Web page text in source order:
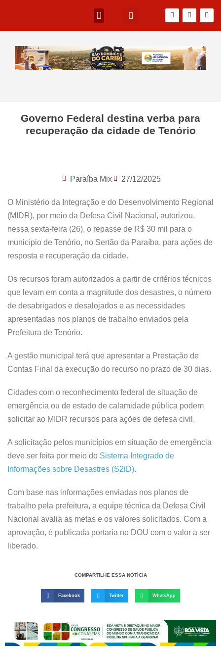
Governo Federal destina verba para
recuperação da cidade de Tenório
Paraíba Mix 27/12/2025
O Ministério da Integração e do Desenvolvimento Regional
(MIDR), por meio da Defesa Civil Nacional, autorizou,
nessa sexta-feira (26), o repasse de R$ 30 mil para o
município de Tenório, no Sertão da Paraíba, para ações de
resposta e recuperação da cidade.
Os recursos foram autorizados a partir de critérios técnicos
que levam em conta a magnitude dos desastres, o número
de desabrigados e desalojados e as necessidades
apresentadas nos planos de trabalho enviados pela
Prefeitura de Tenório.
A gestão municipal terá que apresentar a Prestação de
Contas Final da execução do recurso no prazo de 30 dias.
Cidades com o reconhecimento federal de situação de
emergência ou de estado de calamidade pública podem
solicitar ao MIDR recursos para ações de defesa civil.
A solicitação pelos municípios em situação de emergência
deve ser feita por meio do Sistema Integrado de
Informações sobre Desastres (S2iD).
Com base nas informações enviadas nos planos de
trabalho pela prefeitura, a equipe técnica da Defesa Civil
Nacional avalia as metas e os valores solicitados. Com a
aprovação, é publicada portaria no DOU com o valor a ser
liberado.
COMPARTILHE ESSA NOTÍCIA
Facebook Twitter WhatsApp